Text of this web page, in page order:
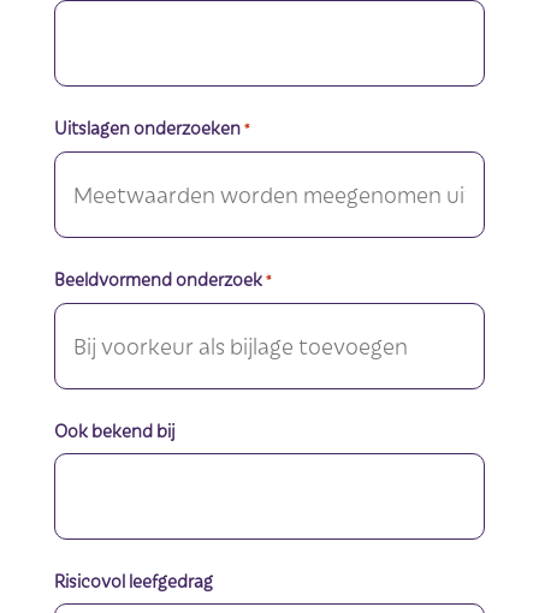
Uitslagen onderzoeken *
Beeldvormend onderzoek *
Ook bekend bij
Risicovol leefgedrag